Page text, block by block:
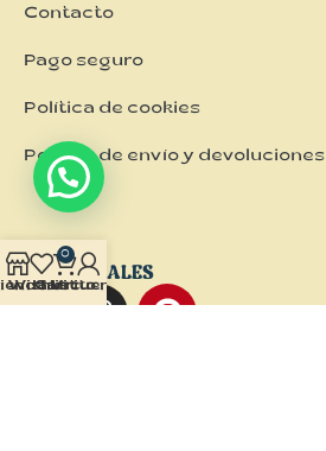
Contacto
Pago seguro
Política de cookies
Política de envío y devoluciones
REDES SOCIALES
Wishlist
0
Carrito
Mi cuenta